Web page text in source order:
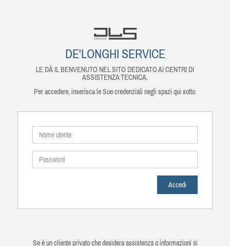
DE'LONGHI SERVICE
LE DÀ IL BENVENUTO NEL SITO DEDICATO AI CENTRI DI
ASSISTENZA TECNICA.
Per accedere, inserisca le Sue credenziali negli spazi qui sotto.
Se è un cliente privato che desidera assistenza o informazioni si